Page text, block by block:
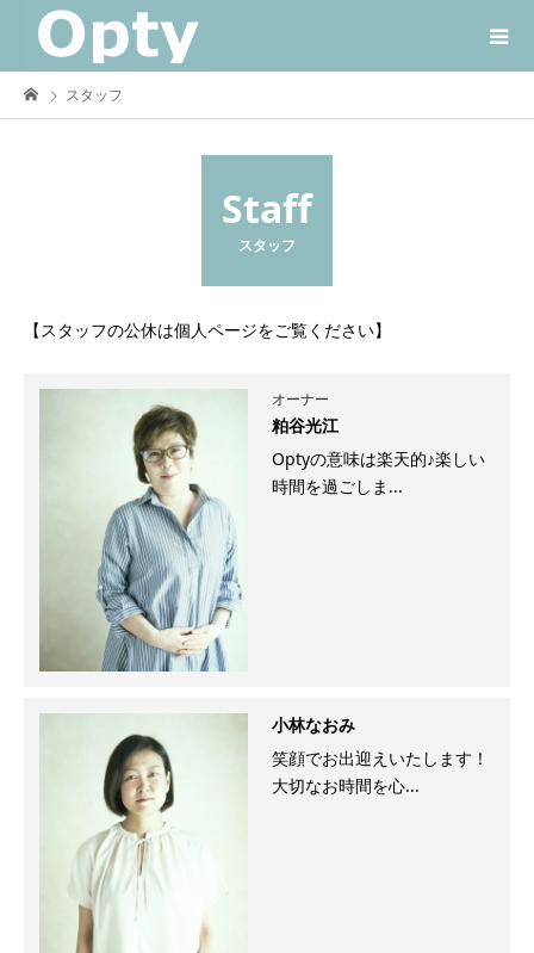
スタッフ
Staff
スタッフ
【スタッフの公休は個人ページをご覧ください】
オーナー
粕谷光江
Optyの意味は楽天的♪楽しい
時間を過ごしま...
小林なおみ
笑顔でお出迎えいたします！
大切なお時間を心...